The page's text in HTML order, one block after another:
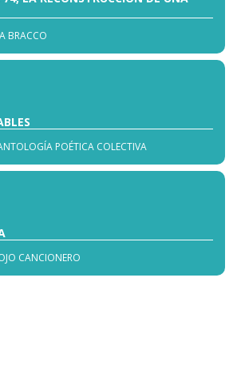
BRACCO
POÉTICA COLECTIVA
CANCIONERO